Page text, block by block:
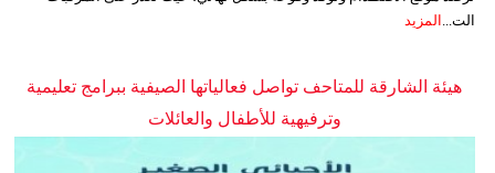
الت...
المزيد
هيئة الشارقة للمتاحف تواصل فعالياتها الصيفية ببرامج تعليمية
وترفيهية للأطفال والعائلات